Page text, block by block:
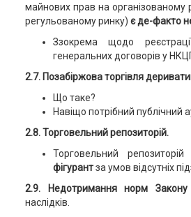
майнових прав на
регульованому ринку) є де-факто
Ззокрема щодо
генеральних договорів у
2.7. Позабіржова торгівля
Що таке?
Навіщо потрібний публічний
2.8. Торговельний репозиторій.
Торговельний
фігурантза умов відсутніх
2.9. Недотримання норм
наслідків.